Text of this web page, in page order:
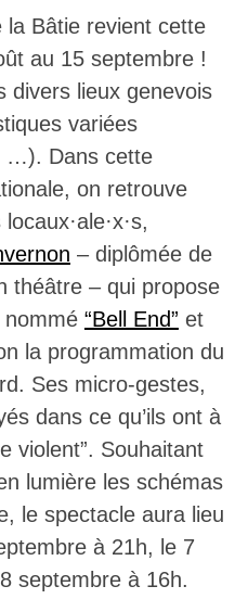
la Bâtie revient cette
au 15 septembre !
divers lieux genevois
variées
…). Dans cette
on retrouve
– diplômée de
théâtre – qui propose
nommé “Bell End” et
la programmation du
Ses micro-gestes,
dans ce qu’ils ont à
violent”. Souhaitant
lumière les schémas
le spectacle aura lieu
à 21h, le 7
septembre à 16h.